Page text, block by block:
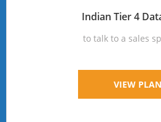
Indian Tier 4
to talk to a sales
VIEW PLAN